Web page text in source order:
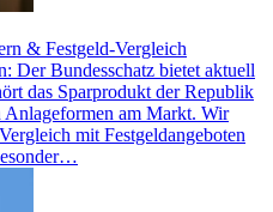
& Festgeld-Vergleich
Der Bundesschatz bietet aktuell
das Sparprodukt der Republik
Anlageformen am Markt. Wir
mit Festgeldangeboten